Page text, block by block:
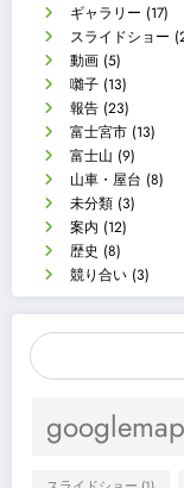
ギャラリー (17)
スライドショー
動画 (5)
囃子 (13)
報告 (23)
富士宮市 (13)
富士山 (9)
山車・屋台 (8)
未分類 (3)
案内 (12)
歴史 (8)
競り合い (3)
googlemap